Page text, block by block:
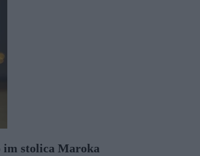
im stolica Maroka